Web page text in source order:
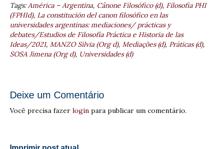
Tags:América – Argentina, Cânone Filosófico (d), Filosofia PHI
(FPHId), La constitución del canon filosófico en las
universidades argentinas: mediaciones/ prácticas y
debates/Estudios de Filosofía Práctica e Historia de las
Ideas/2021, MANZO Silvia (Org d), Mediações (d), Práticas (d),
SOSA Jimena (Org d), Universidades (d)
Deixe um Comentário
Você precisa fazer login para publicar um comentário.